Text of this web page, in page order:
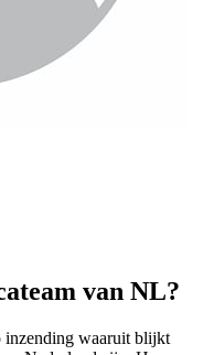
van NL?
inzending waaruit blijkt